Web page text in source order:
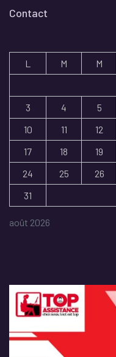
Contact
août 2026
L M M
3
4 5
10
11 12
17
18 19
24
25 26
31